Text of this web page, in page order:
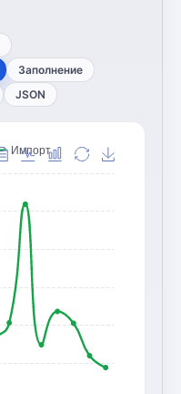
Заполнение
JSON
Импорт